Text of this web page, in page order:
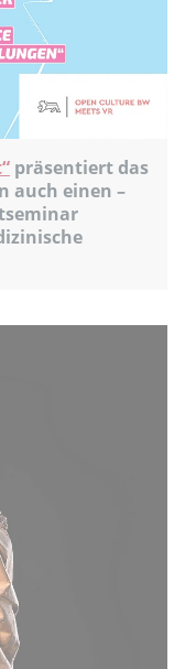
präsentiert das
auch einen –